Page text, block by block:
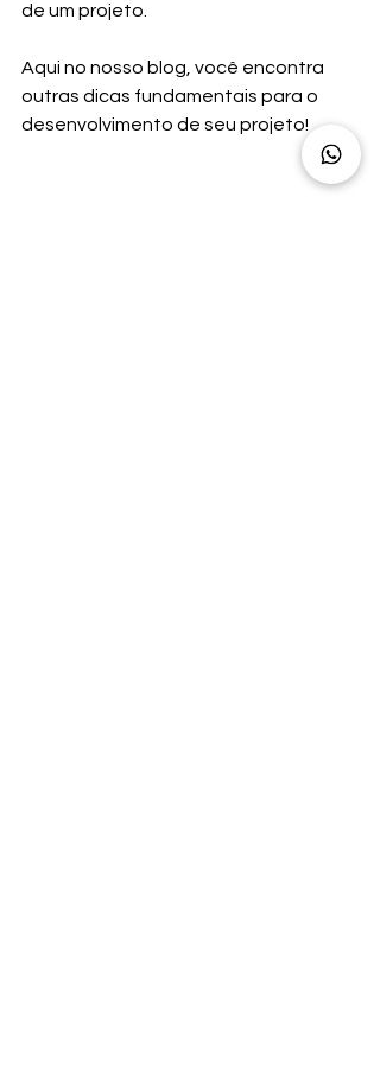
de um projeto.
Aqui no nosso blog, você encontra
outras dicas fundamentais para o
desenvolvimento de seu projeto!